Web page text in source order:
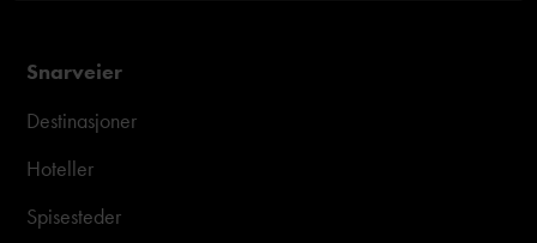
Snarveier
Destinasjoner
Hoteller
Spisesteder